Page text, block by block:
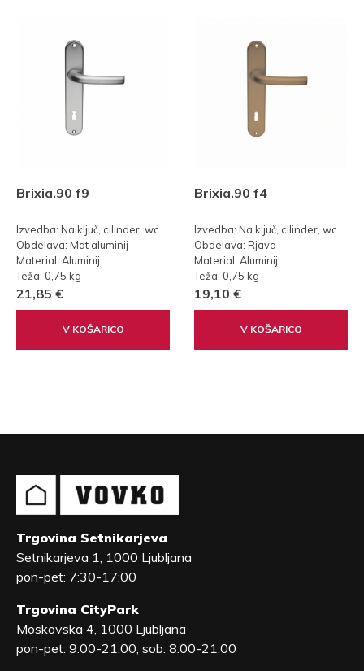
Brixia.90 f9
Izvedba: Na ključ, cilinder, wc
Obdelava: Mat aluminij
Material: Aluminij
Teža: 0,75 kg
21,85 €
V KOŠARICO
Brixia.90 f4
Izvedba: Na ključ, cilinder, wc
Obdelava: Rjava
Material: Aluminij
Teža: 0,75 kg
19,10 €
V KOŠARICO
Trgovina Setnikarjeva
Setnikarjeva 1, 1000 Ljubljana
pon-pet: 7:30-17:00
Trgovina CityPark
Moskovska 4, 1000 Ljubljana
pon-pet: 9:00-21:00, sob: 8:00-21:00